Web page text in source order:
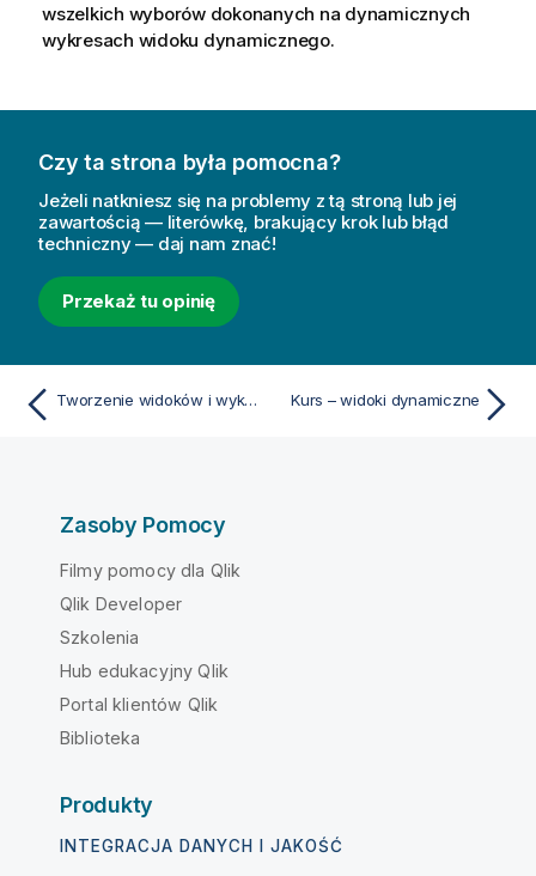
wszelkich wyborów dokonanych na dynamicznych
wykresach widoku dynamicznego.
Czy ta strona była pomocna?
Jeżeli natkniesz się na problemy z tą stroną lub jej
zawartością — literówkę, brakujący krok lub błąd
techniczny — daj nam znać!
Przekaż tu opinię
Tworzenie widoków i wykresów dynamicznych Kurs – widoki dynamiczne
Zasoby Pomocy
Filmy pomocy dla Qlik
Qlik Developer
Szkolenia
Hub edukacyjny Qlik
Portal klientów Qlik
Biblioteka
Produkty
INTEGRACJA DANYCH I JAKOŚĆ